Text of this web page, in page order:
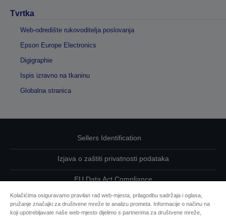
Tvrtka
Web-odredište rukovoditelja poslovanja
Epson Europe Electronics
Digigraphie
Ispis izravno na tkaninu
Globalna stranica
Sellers Identification
Izjava o zaštiti privatnosti podataka
EU Data Act Compliance
Kontaktirajte nas u vezi svojih podataka
Kolačićima osiguravamo pravilan rad web-mjesta, prilagodbu sadržaja i oglasa,
pružanje značajki za društvene mreže te analizu prometa. Informacije o načinu na
koji upotrebljavate naše web-mjesto dijelimo s partnerima za društvene mreže,